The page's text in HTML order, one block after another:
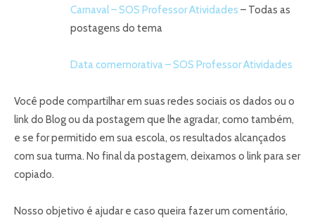
Carnaval – SOS Professor Atividades – Todas as
postagens do tema
Data comemorativa – SOS Professor Atividades
Você pode compartilhar em suas redes sociais os dados ou o
link do Blog ou da postagem que lhe agradar, como também,
e se for permitido em sua escola, os resultados alcançados
com sua turma. No final da postagem, deixamos o link para ser
copiado.
Nosso objetivo é ajudar e caso queira fazer um comentário,